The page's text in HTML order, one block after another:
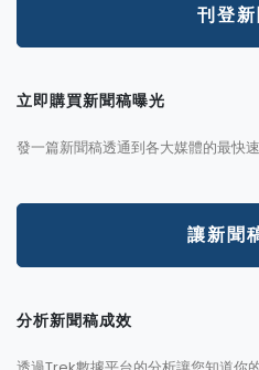
刊登
立即購買新聞稿曝光
發一篇新聞稿透通到各大媒體的最快
讓新聞
分析新聞稿成效